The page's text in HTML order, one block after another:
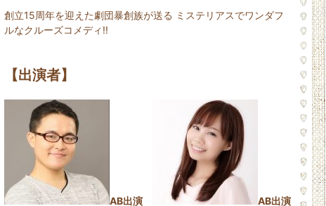
創立15周年を迎えた劇団暴創族が送る ミステリアスでワンダフ
ルなクルーズコメディ!!
【出演者】
AB出演
AB出演